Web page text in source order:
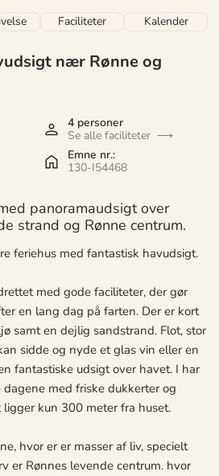
Faciliteter Kalender
nær Rønne og
4 personer
Se alle faciliteter
Emne nr.:
130-I54468
panoramaudsigt over
strand og Rønne centrum.
feriehus med fantastisk havudsigt.
med gode faciliteter, der gør
en lang dag på farten. Der er kort
samt en dejlig sandstrand. Flot, stor
sidde og nyde et glas vin eller en
fantastiske udsigt over havet. I har
med friske dukkerter og
kun 300 meter fra huset.
hvor er er masser af liv, specielt
er Rønnes levende centrum. hvor